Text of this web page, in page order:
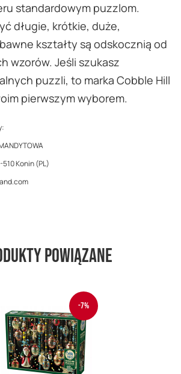
standardowym puzzlom.
długie, krótkie, duże,
kształty są odskocznią od
wzorów. Jeśli szukasz
puzzli, to marka Cobble Hill
pierwszym wyborem.
Konin (PL)
powiązane
-7%